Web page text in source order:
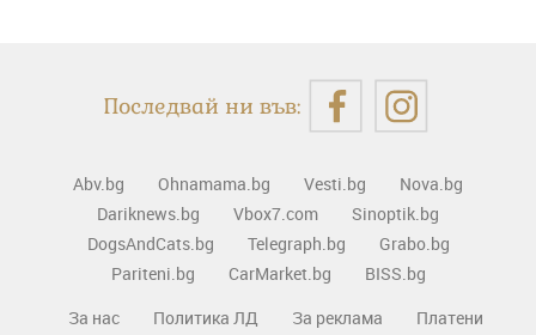
Последвай ни във:
Abv.bg Ohnamama.bg Vesti.bg
Nova.bg
Dariknews.bg
Vbox7.com
Sinoptik.bg
DogsAndCats.bg
Telegraph.bg
Grabo.bg
Pariteni.bg
CarMarket.bg
BISS.bg
За нас
Политика ЛД За реклама Платени